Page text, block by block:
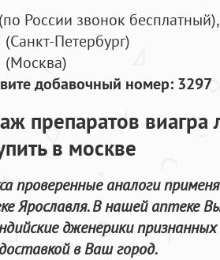
(по России звонок бесплатный),
(Санкт-Петербург)
(Москва)
добавочный номер: 3297
препаратов виагра
в москве
проверенные аналоги
Ярославля. В нашей аптеке
дженерики
в Ваш город.